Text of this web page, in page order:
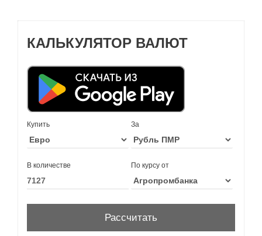
КАЛЬКУЛЯТОР ВАЛЮТ
Купить За
В количестве По курсу от